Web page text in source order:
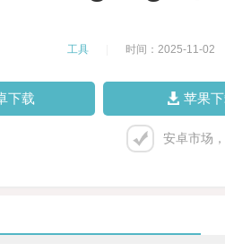
工具 时间：2025-11-02
下载 苹果
安卓市场